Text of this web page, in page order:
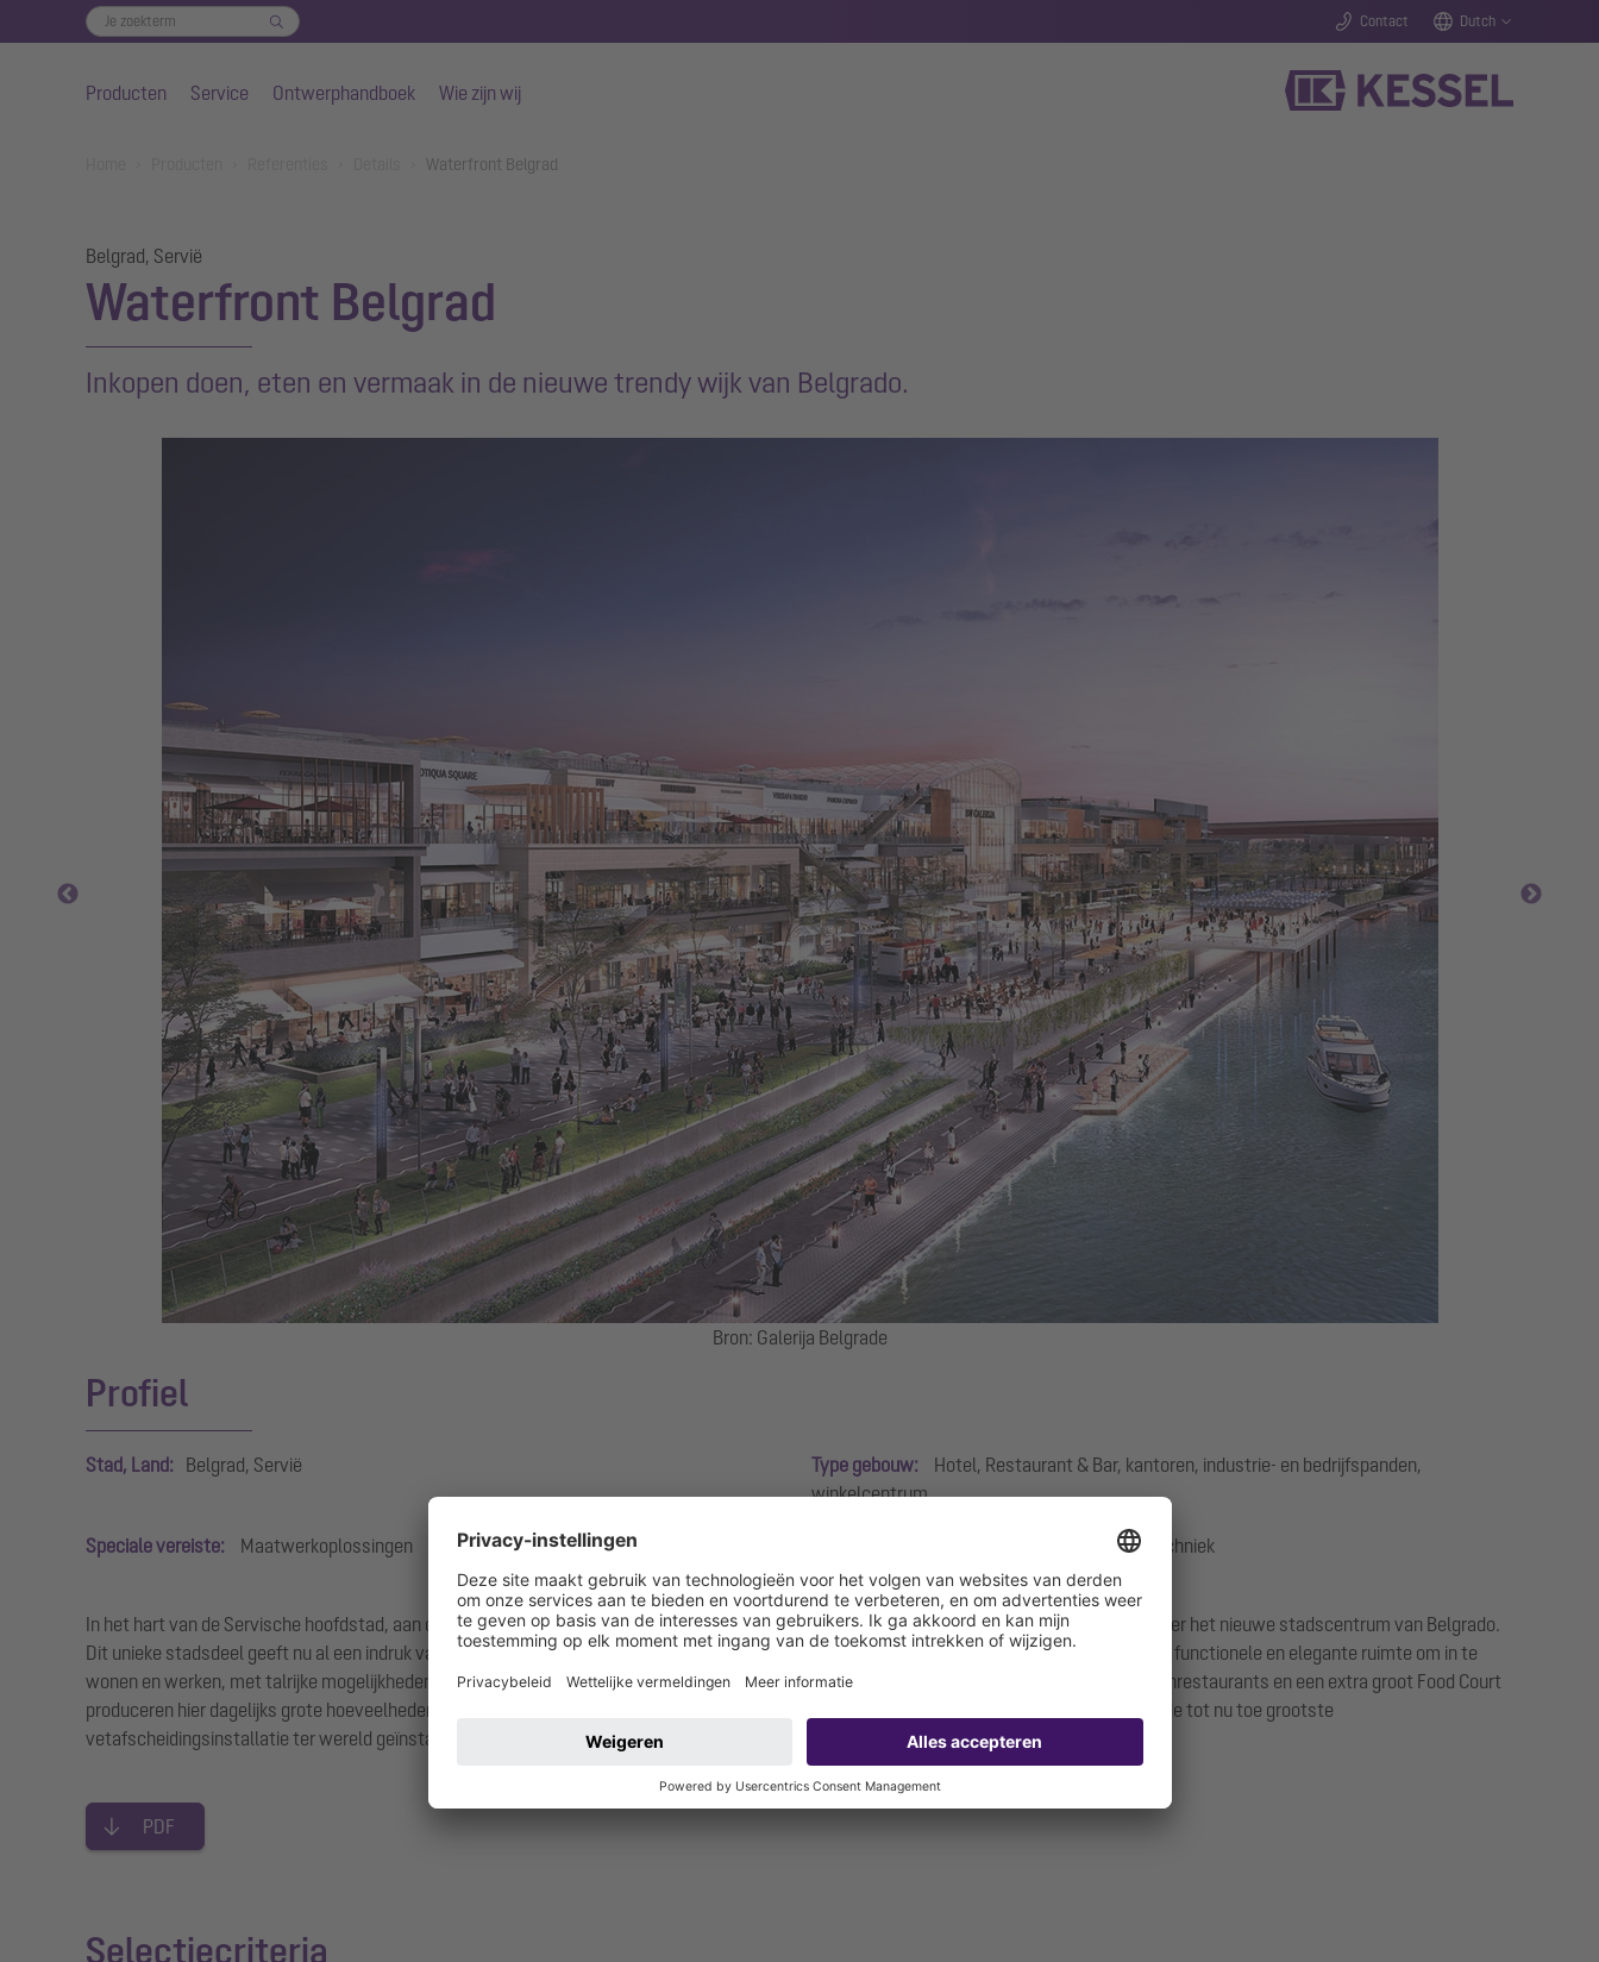
Contact Dutch
Producten Service Ontwerphandboek Wie zijn wij
Waterfront Belgrad
Belgrad, Servië
Waterfront Belgrad
Inkopen doen, eten en vermaak in de nieuwe trendy wijk van Belgrado.
Bron: Galerija Belgrade
Profiel
Stad, Land: Belgrad, Servië Type gebouw:
Hotel, Restaurant & Bar, kantoren, industrie- en bedrijfspanden,
winkelcentrum
Speciale vereiste: Maatwerkoplossingen Abscheidetechnik, Pomptechniek
In het hart van de Servische hoofdstad, aan de oever van de Sava, vormt Belgrade Waterfront op een oppervlak van 1,8 miljoen vierkante meter het nieuwe stadscentrum van Belgrado.
Dit unieke stadsdeel geeft nu al een indruk van de toekomst van het moderne wonen. De focus ligt hier op het scheppen van een aangename, functionele en elegante ruimte om in te
wonen en werken, met talrijke mogelijkheden voor in de vrije tijd, zoals winkelcentra, restaurants en hotels. De 75 verschillende specialiteitenrestaurants en een extra groot Food Court
produceren hier dagelijks grote hoeveelheden vethoudend afvalwater. In de Galerija werd als sterke en betrouwbare oplossing onder andere de tot nu toe grootste
vetafscheidingsinstallatie ter wereld geïnstalleerd, met een nominale grootte van 50 (max. 50 l/s).
PDF
Selectiecriteria